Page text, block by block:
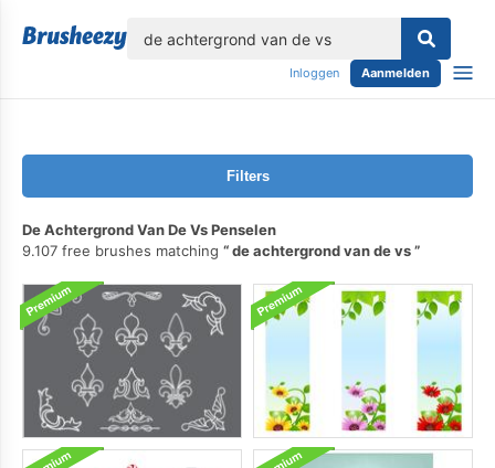
Inloggen Aanmelden
Filters
De Achtergrond Van De Vs Penselen
9.107 free brushes matching
de achtergrond van de vs